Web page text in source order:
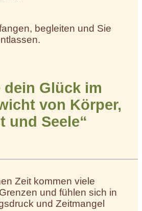
begleiten und Sie
dein Glück im
von Körper,
und Seele“
Zeit kommen viele
und fühlen sich in
und Zeitmangel